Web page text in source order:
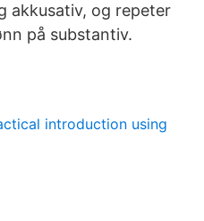
akkusativ, og repeter
på substantiv.
introduction using